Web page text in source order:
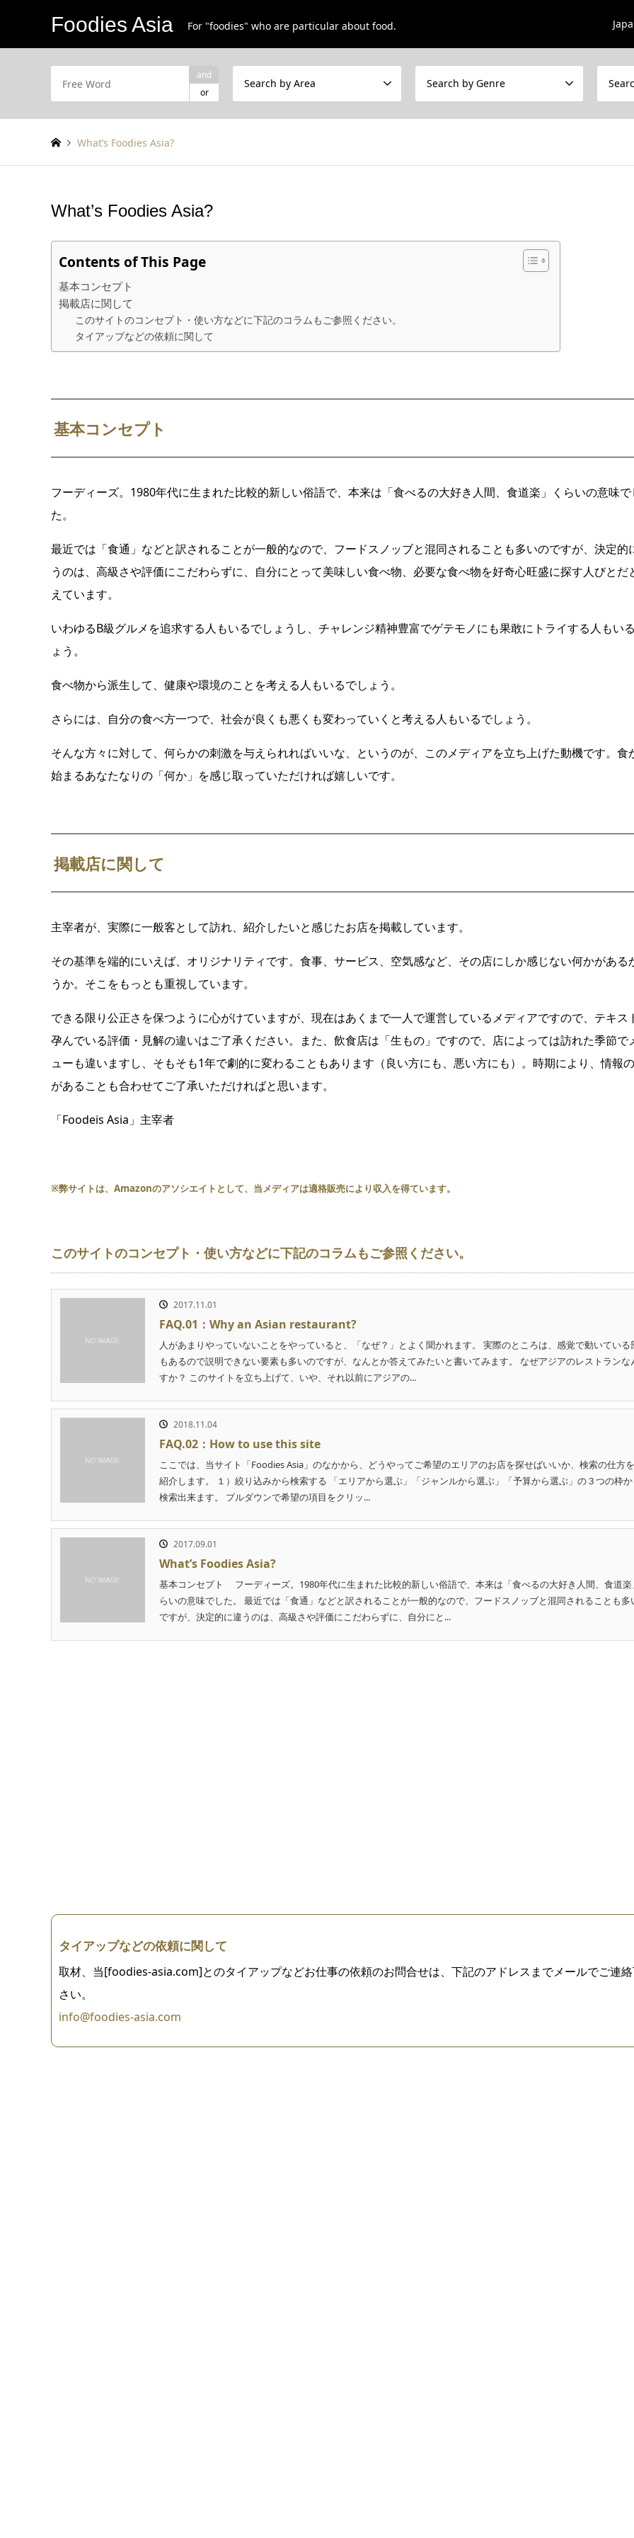
Foodies Asia For "foodies" who are particular about food.
and
or
Search by Area Search by Genre
What’s Foodies Asia?
What’s Foodies Asia?
Contents of This Page
基本コンセプト
掲載店に関して
このサイトのコンセプト・使い方などに下記のコラムもご参照ください。
タイアップなどの依頼に関して
基本コンセプト
フーディーズ。1980年代に生まれた比較的新しい俗語で、本来は「食べるの大好き人間、食道楽」くらいの意味で
た。
最近では「食通」などと訳されることが一般的なので、フードスノッブと混同されることも多いのですが、決定的
うのは、高級さや評価にこだわらずに、自分にとって美味しい食べ物、必要な食べ物を好奇心旺盛に探す人びとだ
えています。
いわゆるB級グルメを追求する人もいるでしょうし、チャレンジ精神豊富でゲテモノにも果敢にトライする人もい
ょう。
食べ物から派生して、健康や環境のことを考える人もいるでしょう。
さらには、自分の食べ方一つで、社会が良くも悪くも変わっていくと考える人もいるでしょう。
そんな方々に対して、何らかの刺激を与えられればいいな、というのが、このメディアを立ち上げた動機です。食
始まるあなたなりの「何か」を感じ取っていただければ嬉しいです。
掲載店に関して
主宰者が、実際に一般客として訪れ、紹介したいと感じたお店を掲載しています。
その基準を端的にいえば、オリジナリティです。食事、サービス、空気感など、その店にしか感じない何かがある
うか。そこをもっとも重視しています。
できる限り公正さを保つように心がけていますが、現在はあくまで一人で運営しているメディアですので、テキス
孕んでいる評価・見解の違いはご了承ください。また、飲食店は「生もの」ですので、店によっては訪れた季節で
ューも違いますし、そもそも1年で劇的に変わることもあります（良い方にも、悪い方にも）。時期により、情報
があることも合わせてご了承いただければと思います。
「Foodeis Asia」主宰者
※弊サイトは、 Amazonのアソシエイトとして、当メディアは適格販売により収入を得ています。
このサイトのコンセプト・使い方などに下記のコラムもご参照ください。
2017.11.01
FAQ.01：Why an Asian restaurant?
人があまりやっていないことをやっていると、「なぜ？」とよく聞かれます。 実際のところは、感覚で動いている
もあるので説明できない要素も多いのですが、なんとか答えてみたいと書いてみます。 なぜアジアのレストランな
すか？ このサイトを立ち上げて、いや、それ以前にアジアの...
2018.11.04
FAQ.02：How to use this site
ここでは、当サイト「Foodies Asia」のなかから、どうやってご希望のエリアのお店を探せばいいか、検索の仕方
紹介します。 １）絞り込みから検索する 「エリアから選ぶ」「ジャンルから選ぶ」「予算から選ぶ」の３つの枠
検索出来ます。 プルダウンで希望の項目をクリッ...
2017.09.01
What’s Foodies Asia?
基本コンセプト フーディーズ。1980年代に生まれた比較的新しい俗語で、本来は「食べるの大好き人間、食道楽
らいの意味でした。 最近では「食通」などと訳されることが一般的なので、フードスノッブと混同されることも多
ですが、決定的に違うのは、高級さや評価にこだわらずに、自分にと...
タイアップなどの依頼に関して
取材、当[foodies-asia.com]とのタイアップなどお仕事の依頼のお問合せは、下記のアドレスまでメールでご連
さい。
info@foodies-asia.com